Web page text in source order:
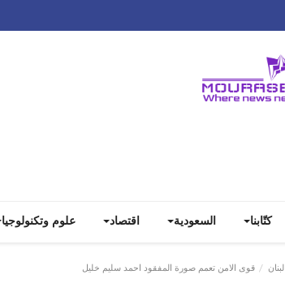
كتّابنا السعودية اقتصاد علوم وتكنولوجيا
لبنان قوى الامن تعمم صورة المفقود احمد سليم خليل